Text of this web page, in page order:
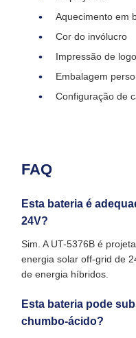
Aquecimento em
Cor do invólucro
Impressão de
Embalagem
Configuração de
FAQ
Esta bateria é
24V?
Sim. A UT-5376B é
energia solar off-grid de
de energia híbridos.
Esta bateria pode
chumbo-ácido?